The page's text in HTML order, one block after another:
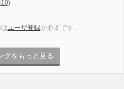
ユーザ登録が必要です。
グをもっと見る